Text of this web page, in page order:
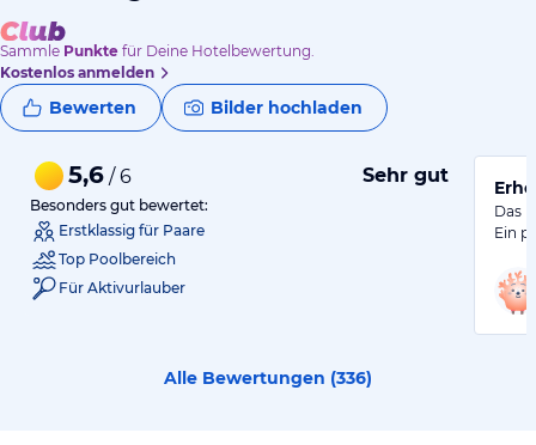
Sammle Punkte für Deine Hotelbewertung.
Kostenlos anmelden
Bewerten Bilder hochladen
5,6 / 6 Sehr gut
Besonders gut bewertet:
Erstklassig für Paare
Top Poolbereich
Für Aktivurlauber
Das
Ein
Alle Bewertungen (336)